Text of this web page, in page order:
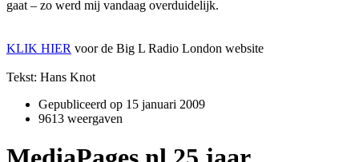
gaat – zo werd mij vandaag overduidelijk.
KLIK HIER voor de Big L Radio London website
Tekst: Hans Knot
Gepubliceerd op 15 januari 2009
9613 weergaven